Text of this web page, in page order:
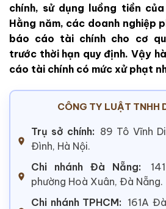
chính, sử dụng luồng tiền
Hằng năm, các doanh nghiệp
báo cáo tài chính cho cơ
trước thời hạn quy định. Vậy
cáo tài chính có mức xử phạt
CÔNG TY LUẬT TNHH
Trụ sở chính: 89 Tô Vĩnh
Đình, Hà Nội.
Chi nhánh Đà Nẵng:
phường Hoà Xuân, Đà Nẵng.
Chi nhánh TPHCM: 161A